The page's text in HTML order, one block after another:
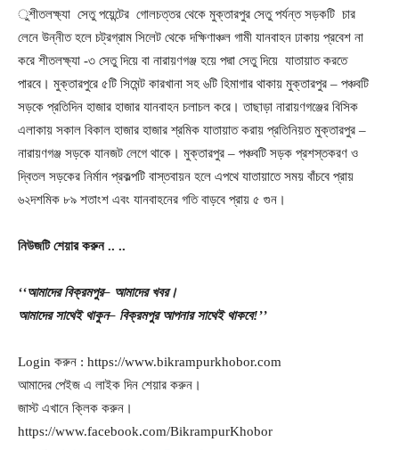
ুশীতলক্ষ্যা সেতু পয়েন্টের গোলচত্তর থেকে মুক্তারপুর সেতু পর্যন্ত সড়কটি চার
লেনে উন্নীত হলে চট্রগ্রাম সিলেট থেকে দক্ষিণাঞ্চল গামী যানবাহন ঢাকায় প্রবেশ না
করে শীতলক্ষ্যা -৩ সেতু দিয়ে বা নারায়ণগঞ্জ হয়ে পদ্মা সেতু দিয়ে যাতায়াত করতে
পারবে। মুক্তারপুরে ৫টি সিমেন্ট কারখানা সহ ৬টি হিমাগার থাকায় মুক্তারপুর – পঞ্চবটি
সড়কে প্রতিদিন হাজার হাজার যানবাহন চলাচল করে। তাছাড়া নারায়ণগঞ্জের বিসিক
এলাকায় সকাল বিকাল হাজার হাজার শ্রমিক যাতায়াত করায় প্রতিনিয়ত মুক্তারপুর –
নারায়ণগঞ্জ সড়কে যানজট লেগে থাকে। মুক্তারপুর – পঞ্চবটি সড়ক প্রশস্তকরণ ও
দ্বিতল সড়কের নির্মান প্রকল্পটি বাস্তবায়ন হলে এপথে যাতায়াতে সময় বাঁচবে প্রায়
৬২দশমিক ৮৯ শতাংশ এবং যানবাহনের গতি বাড়বে প্রায় ৫ গুন।
নিউজটি শেয়ার করুন.. ..
‘‘আমাদের বিক্রমপুর– আমাদের খবর।
আমাদের সাথেই থাকুন– বিক্রমপুর আপনার সাথেই থাকবে!’’
Login করুন : https://www.bikrampurkhobor.com
আমাদের পেইজ এ লাইক দিন শেয়ার করুন।
জাস্ট এখানে ক্লিক করুন।
https://www.facebook.com/BikrampurKhobor